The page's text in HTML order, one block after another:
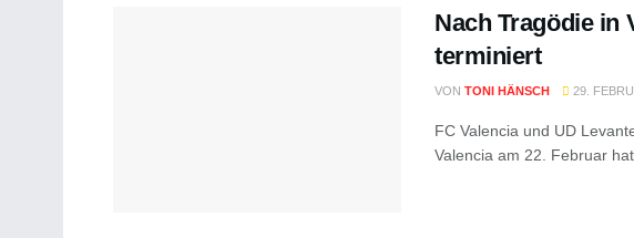
Nach Tragödie in
terminiert
VON TONI HÄNSCH 29.
FC Valencia und UD
Valencia am 22. Februar